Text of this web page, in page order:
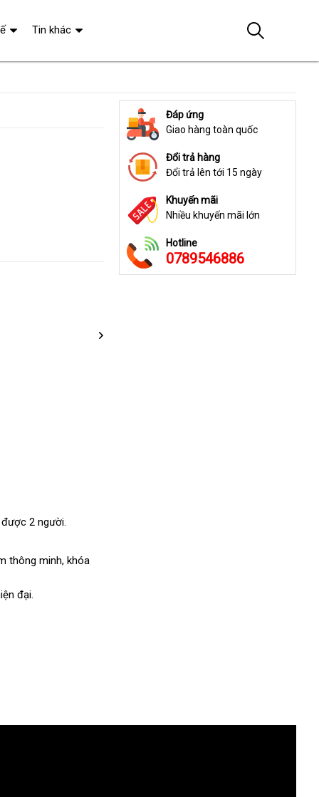
2 người.
thông minh, khóa
đại.
Đáp ứng
Giao hàng toàn quốc
Đổi trả hàng
Đổi trả lên tới 15 ngày
Khuyến mãi
Nhiều khuyến mãi lớn
Hotline
0789546886
Tin khác